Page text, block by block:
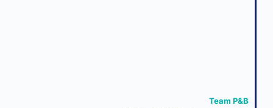
Team P&B